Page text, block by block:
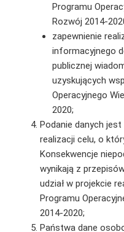
Programu
Rozwój 2014-
zapewnienie
informacyjnego
publicznej
uzyskujących
Operacyjnego
2020;
Podanie danych
realizacji celu, o
Konsekwencje
wynikają z
udział w projekcie
Programu
2014-2020;
Państwa dane